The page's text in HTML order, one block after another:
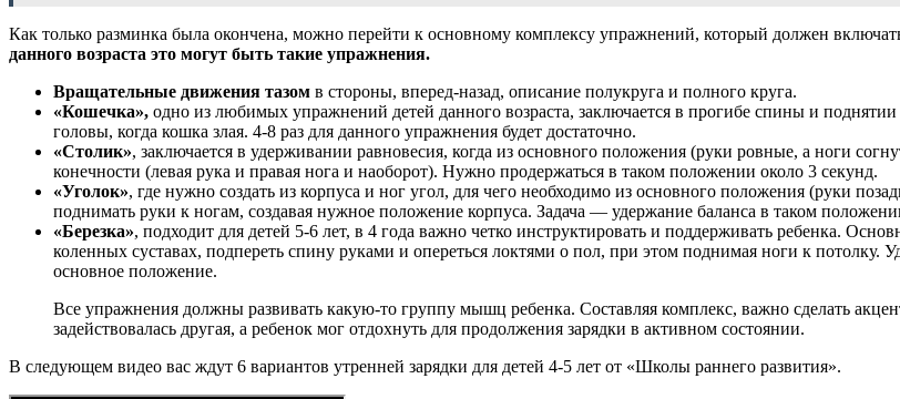
Как только разминка была окончена, можно перейти к основному комплексу упражнений, который должен
данного возраста это могут быть такие упражнения.
Вращательные движения тазом в стороны, вперед-назад, описание полукруга и полного круга.
«Кошечка», одно из любимых упражнений детей данного возраста, заключается в прогибе спины и
головы, когда кошка злая. 4-8 раз для данного упражнения будет достаточно.
«Столик», заключается в удерживании равновесия, когда из основного положения (руки ровные, а ноги
конечности (левая рука и правая нога и наоборот). Нужно продержаться в таком положении около 3 секунд.
«Уголок», где нужно создать из корпуса и ног угол, для чего необходимо из основного положения (руки
поднимать руки к ногам, создавая нужное положение корпуса. Задача — удержание баланса в таком
«Березка», подходит для детей 5-6 лет, в 4 года важно четко инструктировать и поддерживать ребенка.
коленных суставах, подпереть спину руками и опереться локтями о пол, при этом поднимая ноги к потолку.
основное положение.
Все упражнения должны развивать какую-то группу мышц ребенка. Составляя комплекс, важно сделать
задействовалась другая, а ребенок мог отдохнуть для продолжения зарядки в активном состоянии.
В следующем видео вас ждут 6 вариантов утренней зарядки для детей 4-5 лет от «Школы раннего развития».